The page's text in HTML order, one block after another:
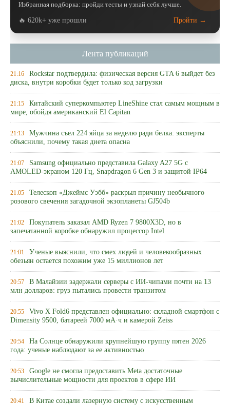
Избранная подборка: пройди тесты и узнай себя лучше.
🔥 620k+ уже прошли Пройти →
Лента публикаций
21:16 Rockstar подтвердила: физическая версия GTA 6 выйдет без
диска, внутри коробки будет только код загрузки
21:15 Китайский суперкомпьютер LineShine стал самым мощным в
мире, обойдя американский El Capitan
21:13 Мужчина съел 224 яйца за неделю ради белка: эксперты
объяснили, почему такая диета опасна
21:07 Samsung официально представила Galaxy A27 5G с
AMOLED-экраном 120 Гц, Snapdragon 6 Gen 3 и защитой IP64
21:05 Телескоп «Джеймс Уэбб» раскрыл причину необычного
розового свечения загадочной экзопланеты GJ504b
21:02 Покупатель заказал AMD Ryzen 7 9800X3D, но в
запечатанной коробке обнаружил процессор Intel
21:01 Ученые выяснили, что смех людей и человекообразных
обезьян остается похожим уже 15 миллионов лет
20:57 В Малайзии задержали серверы с ИИ-чипами почти на 13
млн долларов: груз пытались провести транзитом
20:55 Vivo X Fold6 представлен официально: складной смартфон с
Dimensity 9500, батареей 7000 мА·ч и камерой Zeiss
20:54 На Солнце обнаружили крупнейшую группу пятен 2026
года: ученые наблюдают за ее активностью
20:53 Google не смогла предоставить Meta достаточные
вычислительные мощности для проектов в сфере ИИ
20:41 В Китае создали лазерную систему с искусственным